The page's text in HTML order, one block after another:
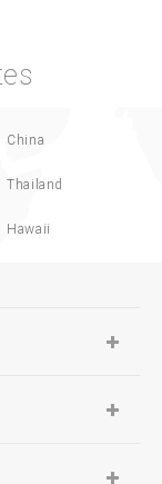
China
Thailand
Hawaii